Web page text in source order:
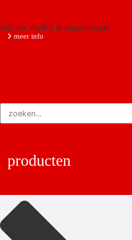
NIEUW: myIPS is beschikbaar
meer info
producten